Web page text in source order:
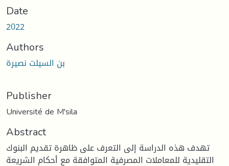
Date
2022
Authors
بن السيلت نصيرة
Publisher
Université de M'sila
Abstract
تهدف هذه الدراسة إلى التعرف على ظاهرة تقديم البنوك
التقليدية للمعاملات المصرفية المتوافقة مع أحكام الشريعة